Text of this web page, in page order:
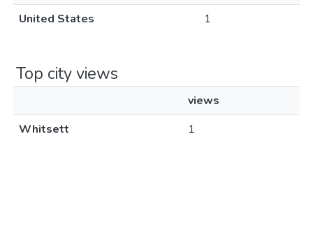
United States
1
Top city views
views
Whitsett
1